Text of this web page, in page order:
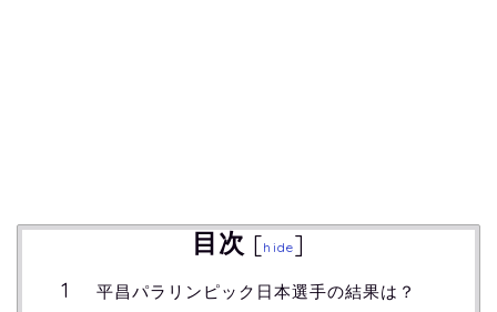
目次 [hide]
平昌パラリンピック日本選手の結果は？